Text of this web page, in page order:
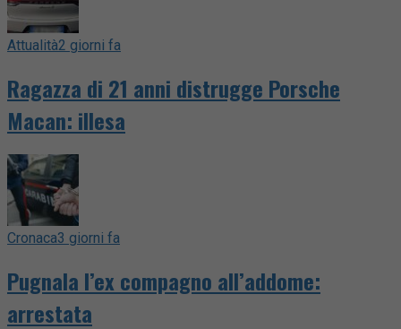
Attualità2 giorni fa
Ragazza di 21 anni distrugge Porsche
Macan: illesa
Cronaca3 giorni fa
Pugnala l’ex compagno all’addome:
arrestata